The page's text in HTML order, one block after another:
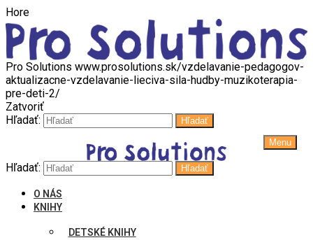
Hore
Pro Solutions www.prosolutions.sk/vzdelavanie-pedagogov-
aktualizacne-vzdelavanie-lieciva-sila-hudby-muzikoterapia-
pre-deti-2/
Zatvoriť
Hľadať:
Hľadať
Menu
Hľadať: Hľadať
O NÁS
KNIHY
DETSKÉ KNIHY